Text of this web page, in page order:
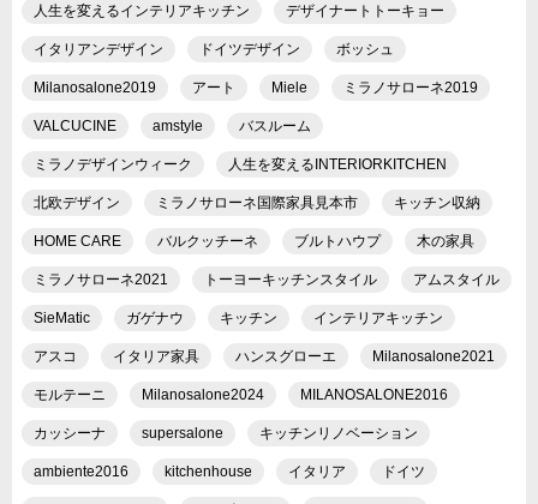
人生を変えるインテリアキッチン デザイナートトーキョー
イタリアンデザイン ドイツデザイン ボッシュ
Milanosalone2019 アート Miele ミラノサローネ2019
VALCUCINE amstyle バスルーム
ミラノデザインウィーク 人生を変えるINTERIORKITCHEN
北欧デザイン ミラノサローネ国際家具見本市 キッチン収納
HOME CARE バルクッチーネ ブルトハウプ 木の家具
ミラノサローネ2021 トーヨーキッチンスタイル アムスタイル
SieMatic ガゲナウ キッチン インテリアキッチン
アスコ イタリア家具 ハンスグローエ Milanosalone2021
モルテーニ Milanosalone2024 MILANOSALONE2016
カッシーナ supersalone キッチンリノベーション
ambiente2016 kitchenhouse イタリア ドイツ